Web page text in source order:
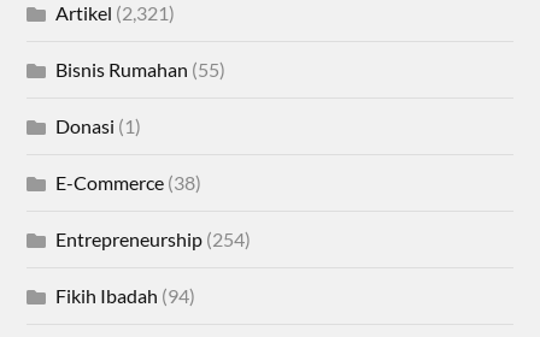
Artikel (2,321)
Bisnis Rumahan (55)
Donasi (1)
E-Commerce (38)
Entrepreneurship (254)
Fikih Ibadah (94)